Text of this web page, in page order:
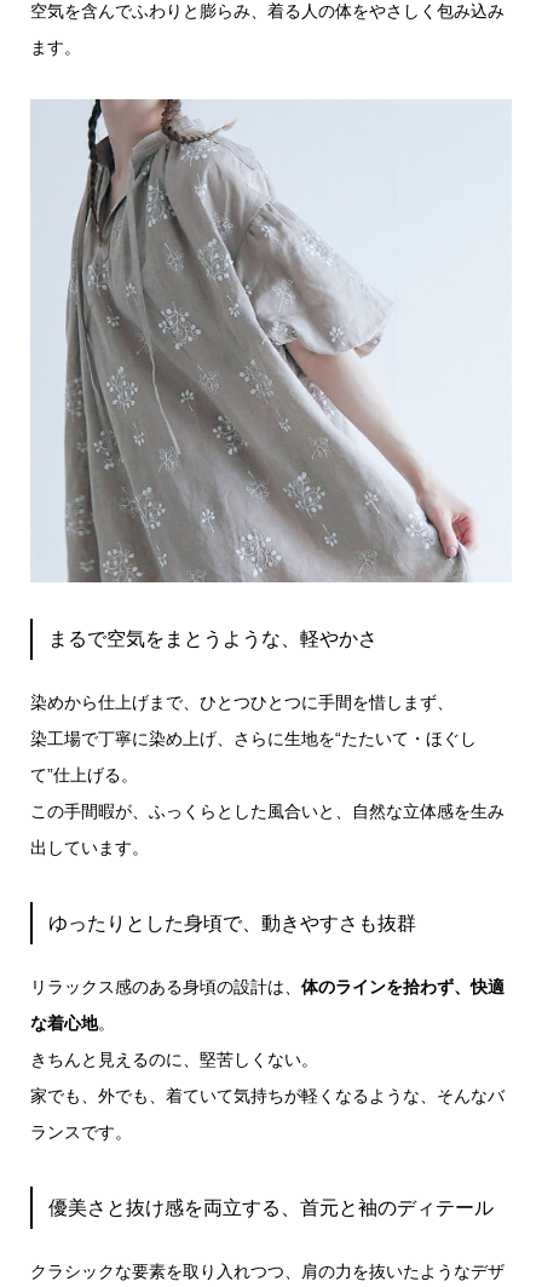
空気を含んでふわりと膨らみ、着る人の体をやさしく包み込み
ます。
まるで空気をまとうような、軽やかさ
染めから仕上げまで、ひとつひとつに手間を惜しまず、
染工場で丁寧に染め上げ、さらに生地を“たたいて・ほぐし
て”仕上げる。
この手間暇が、ふっくらとした風合いと、自然な立体感を生み
出しています。
ゆったりとした身頃で、動きやすさも抜群
リラックス感のある身頃の設計は、 体のラインを拾わず、快適
な着心地。
きちんと見えるのに、堅苦しくない。
家でも、外でも、着ていて気持ちが軽くなるような、そんなバ
ランスです。
優美さと抜け感を両立する、首元と袖のディテール
クラシックな要素を取り入れつつ、肩の力を抜いたようなデザ